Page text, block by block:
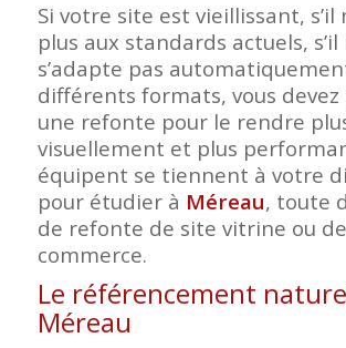
Si votre site est vieillissant, s’il
plus aux standards actuels, s’il
s’adapte pas
différents formats, vous devez
une refonte pour le rendre
visuellement et plus
équipent se tiennent à votre
pour étudier à Méreau, toute
de refonte de site vitrine ou
commerce.
Le référencement
Méreau